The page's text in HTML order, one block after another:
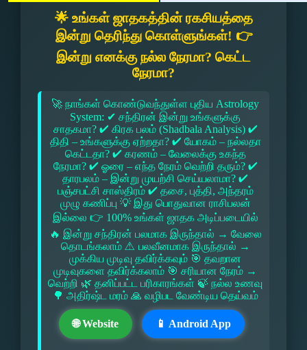
🌟 உங்கள் ஜாதகத்தின் ரகசியத்தை
இன்று தெரிந்து கொள்ளுங்கள்! 👉
இன்று எனக்கு நல்ல நேரமா? கெட்ட
நேரமா?
🚀 நாங்கள் கொண்டுவந்துள்ள புதிய Astrology
System: ✔ சந்திரன் இன்று உங்களுக்கு
சாதகமா? ✔ கிரக பலம் (Shadbala Analysis) ✔
திதி – உங்களுக்கு ஏற்றதா? ✔ யோகம் – நல்லதா
கெட்டதா? ✔ கரணம் – வேலைக்கு உகந்த
நேரமா? ✔ ஓரை – எந்த நேரம் வெற்றி தரும்? ✔
தாரபலம் – இன்று முயற்சி செய்யலாமா? ✔
பஞ்சபட்சி சாஸ்திரம் ✔ தசை, புத்தி, அந்தரம்
முழு கணிப்பு 💡 இது பொதுவான ராசிபலன்
இல்லை 👉 100% உங்கள் ஜாதக அடிப்படையில்
🔥 இன்று சந்திரன் பலமாக இருந்தால் → வேலை
தொடங்கலாம் ⚠ பலவீனமாக இருந்தால் →
முக்கிய முடிவு தவிர்க்கவும் 🎯 தவறான
முடிவுகளை தவிர்க்கலாம் 🎯 சரியான நேரம் →
வெற்றி 🌿 தனிப்பட்ட பரிகாரங்கள் 🍃 நல்ல உணவு
🌳 அதிர்ஷ்ட மரம் 🙏 வழிபட வேண்டிய தெய்வம்
🌐 Website 📱 Android App